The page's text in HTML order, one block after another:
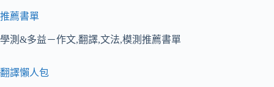
推薦書單
學測&多益－作文,翻譯,文法,模測推薦書單
翻譯懶人包